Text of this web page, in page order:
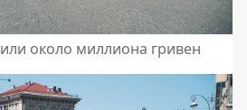
около миллиона гривен